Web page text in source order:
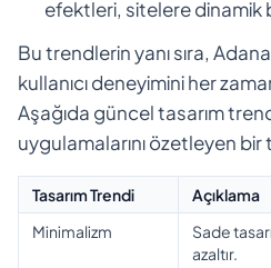
efektleri, sitelere dinamik
Bu trendlerin yanı sıra,
kullanıcı deneyimini her
Aşağıda güncel tasarım
uygulamalarını özetleyen
Tasarım Trendi
Açıklama
Minimalizm
Sade
azaltır.